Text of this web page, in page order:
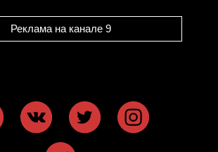
Реклама на канале 9